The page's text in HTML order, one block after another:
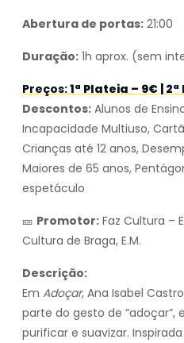
Abertura de portas: 21:00
Duração: 1h aprox. (sem
Preços:1ª Plateia – 9€ |
Descontos: Alunos de
Incapacidade Multiuso,
Crianças até 12 anos,
Maiores de 65 anos,
espetáculo
🎫 Promotor: Faz Cultura –
Cultura de Braga, E.M.
Descrição:
Em Adoçar, Ana Isabel
parte do gesto de “adoçar”,
purificar e suavizar.